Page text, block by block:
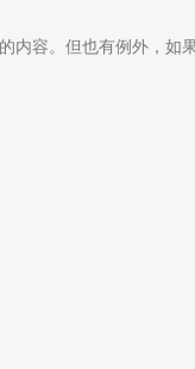
容。但也有例外，如